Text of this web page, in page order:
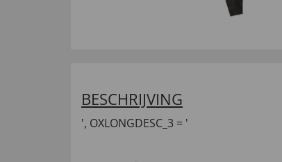
BESCHRIJVING
', OXLONGDESC_3 = '